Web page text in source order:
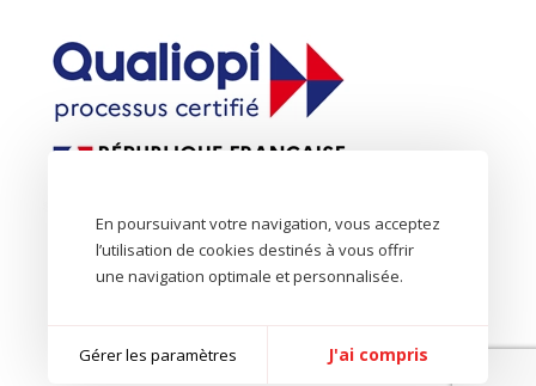
En poursuivant votre navigation, vous acceptez
l’utilisation de cookies destinés à vous offrir
une navigation optimale et personnalisée.
Gérer les paramètres J'ai compris